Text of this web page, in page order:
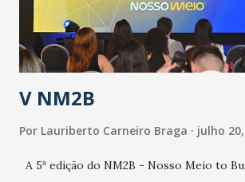
secretário. Segundo ele, é uma epidemia
contaminação alta, podendo gerar um
população e ao sistema de saúde.
estratificação do risco da doença, para
V NM2B
Por Lauriberto Carneiro Braga julho
A 5ª edição do NM2B - Nosso Meio to